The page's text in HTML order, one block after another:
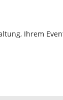
Ihrem